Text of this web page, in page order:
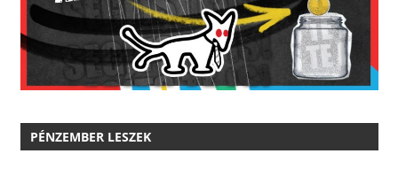
PÉNZEMBER LESZEK